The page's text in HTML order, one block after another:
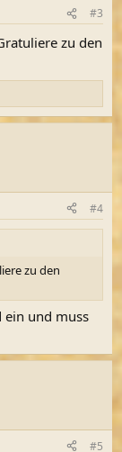
#3
zu den
#4
zu den
ein und muss
#5